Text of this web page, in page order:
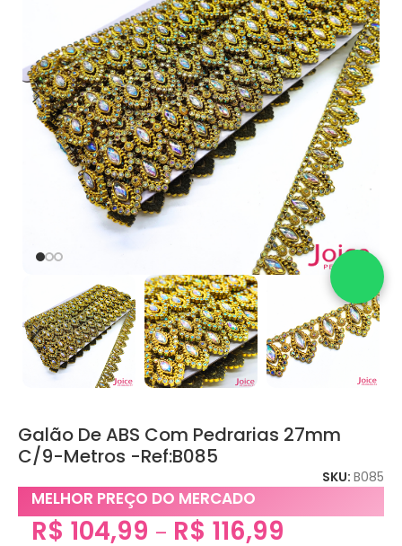
Galão De ABS Com Pedrarias 27mm
C/9-Metros -Ref:B085
SKU: B085
MELHOR PREÇO DO MERCADO
R$ 104,99 – R$ 116,99